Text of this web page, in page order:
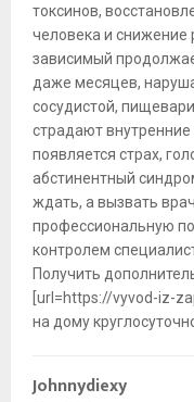
токсинов,
человека и снижение
зависимый
даже месяцев,
сосудистой,
страдают внутренние
появляется страх,
абстинентный
ждать, а вызвать
профессиональную
контролем
Получить
[url=https://vyvod-iz-
на дому
Johnnydiexy